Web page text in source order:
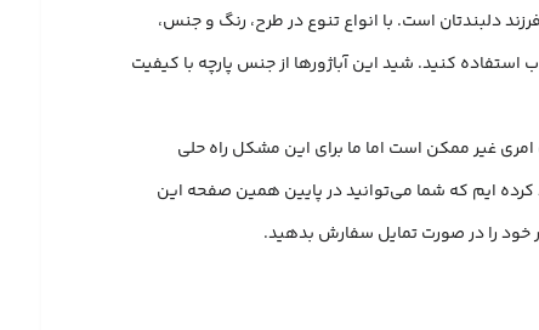
دلبندتان است. با انواع تنوع در طرح، رنگ و جنس،
کنید. شید این آباژورها از جنس پارچه با کیفیت
غیر ممکن است اما ما برای این مشکل راه حلی
کرده ایم که شما می‌توانید در پایین همین صفحه این
خود را در صورت تمایل سفارش بدهید.